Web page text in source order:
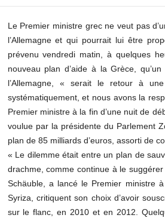
Le Premier ministre grec ne veut pas
l’Allemagne et qui pourrait lui être
prévenu vendredi matin, à quelques
nouveau plan d’aide à la Grèce,
l’Allemagne, « serait le retour à
systématiquement, et nous avons la
Premier ministre à la fin d’une nuit de
voulue par la présidente du Parlement
plan de 85 milliards d’euros, assorti de
« Le dilemme était entre un plan de
drachme, comme continue à le
Schäuble, a lancé le Premier ministre
Syriza, critiquent son choix d’avoir
sur le flanc, en 2010 et en 2012.